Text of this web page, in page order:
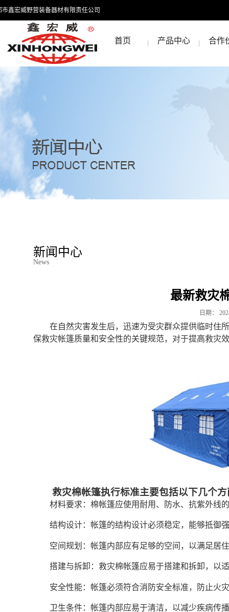
市鑫宏威野营装备器材有限责任公司
首页 产品中心 合作
新闻中心
News
最新救灾
日期：
在自然灾害发生后，迅速为受灾群众提供临时住
保救灾帐篷质量和安全性的关键规范，对于提高救灾
救灾棉帐篷执行标准主要包括以下几个
材料要求：棉帐篷应使用耐用、防水、抗紫外线
结构设计：帐篷的结构设计必须稳定，能够抵御
空间规划：帐篷内部应有足够的空间，以满足居
搭建与拆卸：救灾棉帐篷应易于搭建和拆卸，以
安全性能：帐篷必须符合消防安全标准，防止火
卫生条件：帐篷内部应易于清洁，以减少疾病传